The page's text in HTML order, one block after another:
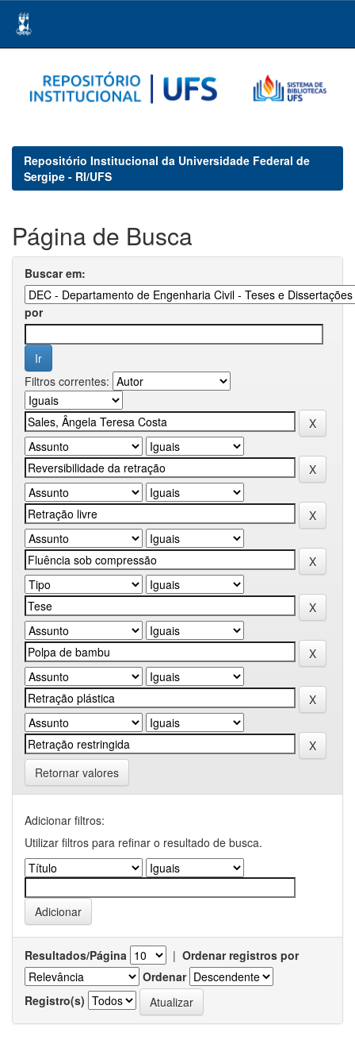
navigation
Repositório Institucional da Universidade Federal de
Sergipe - RI/UFS
Página de Busca
Buscar em:
por
Filtros correntes:
Retornar valores
Adicionar filtros:
Utilizar filtros para refinar o resultado de busca.
Resultados/Página | Ordenar registros por
Ordenar
Registro(s)